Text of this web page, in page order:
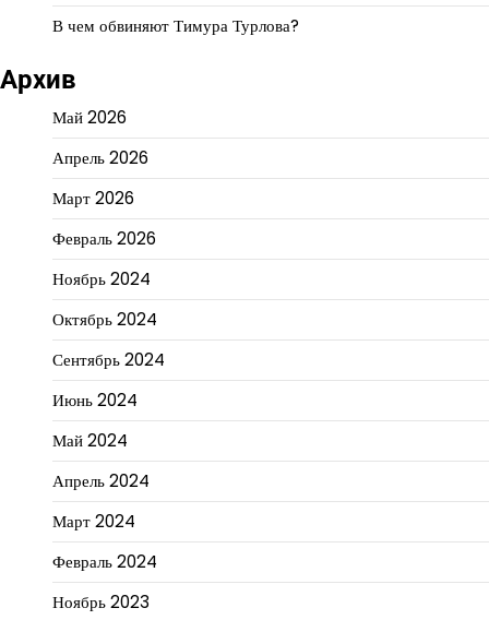
В чем обвиняют Тимура Турлова?
Архив
Май 2026
Апрель 2026
Март 2026
Февраль 2026
Ноябрь 2024
Октябрь 2024
Сентябрь 2024
Июнь 2024
Май 2024
Апрель 2024
Март 2024
Февраль 2024
Ноябрь 2023